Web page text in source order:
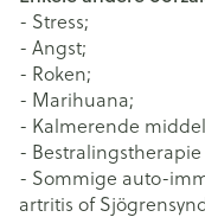
- Stress;
- Angst;
- Roken;
- Marihuana;
- Kalmerende
-
- Sommige auto-
artritis of